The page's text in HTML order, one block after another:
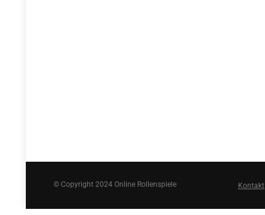
© Copyright 2024 Online Rollenspiele Kontakt